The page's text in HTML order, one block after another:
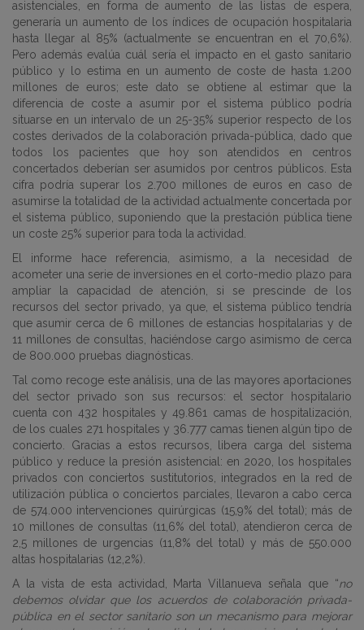
asistenciales, en forma de aumento de las listas de espera,
generaría un aumento de los índices de ocupación hospitalaria
hasta llegar al 85% (actualmente se encuentran en el 70,6%).
Pero además evalúa cuál sería el impacto en el gasto sanitario
público y lo estima en un aumento de coste de hasta 1.200
millones de euros; este dato se obtiene al estimar que la
diferencia de coste a asumir por el sistema público podría
situarse en un intervalo de un 25-35% superior respecto de los
costes derivados de la colaboración privada-pública, dado que
todos los pacientes que hoy son atendidos en centros
concertados deberían ser asumidos por centros públicos. Esta
cifra podría superar los 2.700 millones de euros en caso de
asumirse la totalidad de la actividad actualmente concertada por
el sistema público, suponiendo que la prestación pública tiene
un coste 25% superior para toda la actividad.
El informe hace referencia, asimismo, a la necesidad de
acometer una serie de inversiones en el corto-medio plazo para
ampliar la capacidad de atención, si se prescinde de los
recursos del sector privado, ya que, el sistema público tendría
que asumir cerca de 6 millones de estancias hospitalarias y de
11 millones de consultas, haciéndose cargo asimismo de cerca
de 800.000 pruebas diagnósticas.
Tal como recoge este análisis, una de las mayores aportaciones
del sector privado son sus recursos: el sector hospitalario
cuenta con 432 hospitales y 49.861 camas de hospitalización,
de los cuales 271 hospitales y 36.777 camas tienen algún tipo de
concierto. Gracias a estos recursos, libera carga del sistema
público y reduce la presión asistencial: en 2020, los hospitales
privados con conciertos sustitutorios, integrados en la red de
utilización pública o conciertos parciales, llevaron a cabo cerca
de 574.000 intervenciones quirúrgicas (15,9% del total); más de
10 millones de consultas (11,6% del total), atendieron cerca de
2,5 millones de urgencias (11,8% del total) y más de 550.000
altas hospitalarias (12,2%).
A la vista de esta actividad, Marta Villanueva señala que “no
debemos olvidar que los acuerdos de colaboración privada-
pública en el sector sanitario son un mecanismo para mejorar